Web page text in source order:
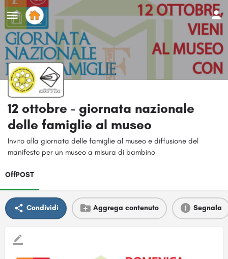
12 ottobre - giornata nazionale
delle famiglie al museo
Invito alla giornata delle famiglie al museo e diffusione del
manifesto per un museo a misura di bambino
OffPOST
Condividi Aggrega contenuto Segnala